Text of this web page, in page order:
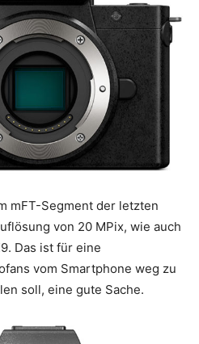
mFT-Segment der letzten
von 20 MPix, wie auch
Das ist für eine
vom Smartphone weg zu
soll, eine gute Sache.